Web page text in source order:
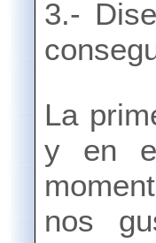
3.-
La
y en
nos